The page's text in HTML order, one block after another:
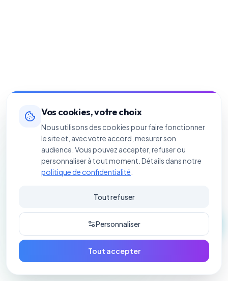
Vos cookies, votre choix
Nous utilisons des cookies pour faire fonctionner
le site et, avec votre accord, mesurer son
audience. Vous pouvez accepter, refuser ou
personnaliser à tout moment. Détails dans notre
politique de confidentialité
Tout refuser
Personnaliser
Tout accepter